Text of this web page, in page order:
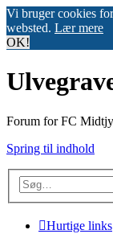
Vi bruger cookies
websted. Lær mere
OK!
Forum for FC
Spring til indhold
Hurtige links